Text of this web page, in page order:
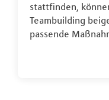
stattfinden,
Teambuilding
passende